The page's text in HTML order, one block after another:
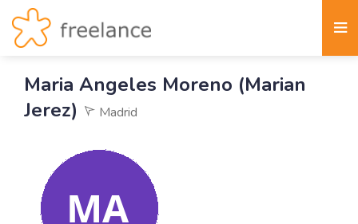
Maria Angeles Moreno (Marian
Jerez)
Madrid